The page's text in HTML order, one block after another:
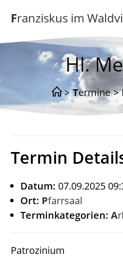
Inhalt
springenFranziskus im
Hl.
> Termine >
Termin
Datum: 07.09.2025
Ort:
Pfarrsaal
Terminkategorien:
Patrozinium